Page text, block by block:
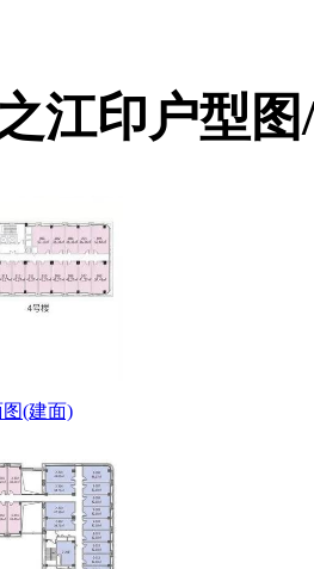
江印户型
(建面)